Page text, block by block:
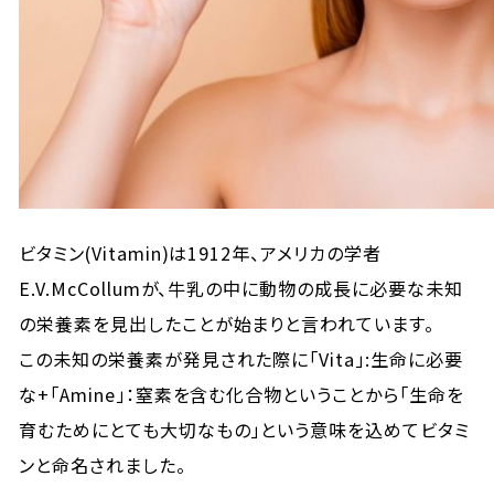
ビタミン(Vitamin)は1912年、アメリカの学者
E.V.McCollumが、牛乳の中に動物の成長に必要な未知
の栄養素を見出したことが始まりと言われています。
この未知の栄養素が発見された際に「Vita」:生命に必要
な+「Amine」：窒素を含む化合物ということから「生命を
育むためにとても大切なもの」という意味を込めてビタミ
ンと命名されました。